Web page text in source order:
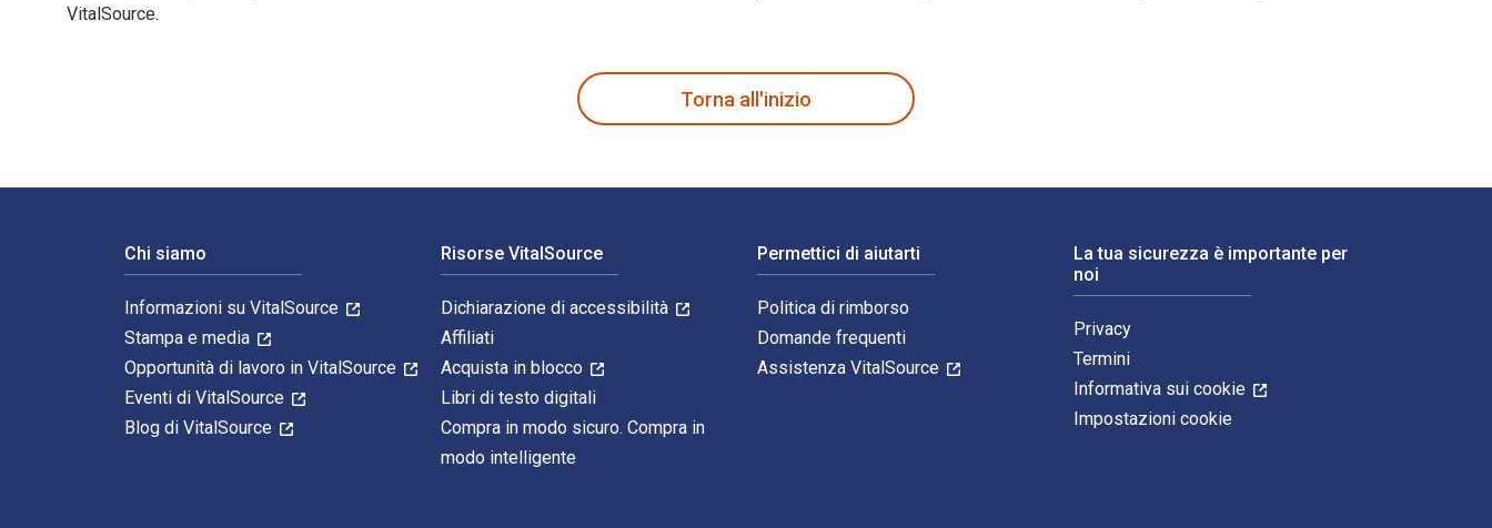
VitalSource.
Torna all'inizio
Chi siamo
Informazioni su VitalSource
Stampa e media
Opportunità di lavoro in VitalSource
Eventi di VitalSource
Blog di VitalSource
Risorse VitalSource
Dichiarazione di accessibilità
Affiliati
Acquista in blocco
Libri di testo digitali
Compra in modo sicuro. Compra in
modo intelligente
Permettici di aiutarti
Politica di rimborso
Domande frequenti
Assistenza VitalSource
La tua sicurezza è importante per
noi
Privacy
Termini
Informativa sui cookie
Impostazioni cookie